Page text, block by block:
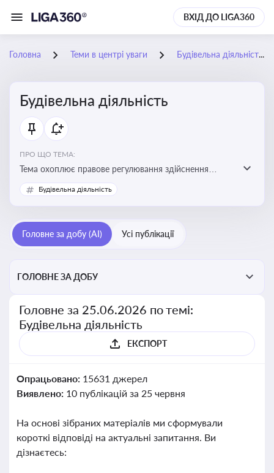
ВХІД ДО LIGA360
Головна Теми в центрі уваги Будівельна діяльність
Будівельна діяльність
ПРО ЩО ТЕМА:
Тема охоплює правове регулювання здійснення
будівельної діяльності, порядок отримання
дозвільних документів та проходження державного
Будівельна діяльність
Головне за добу (AI) Усі публікації
ГОЛОВНЕ ЗА ДОБУ
Головне за 25.06.2026 по темі:
Будівельна діяльність
ЕКСПОРТ
Опрацьовано: 15631 джерел
Виявлено: 10 публікацій за 25 червня
На основі зібраних матеріалів ми сформували
короткі відповіді на актуальні запитання. Ви
дізнаєтесь: